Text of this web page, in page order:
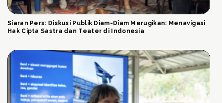
Siaran Pers: Diskusi Publik Diam-Diam Merugikan: Menavigasi
Hak Cipta Sastra dan Teater di Indonesia